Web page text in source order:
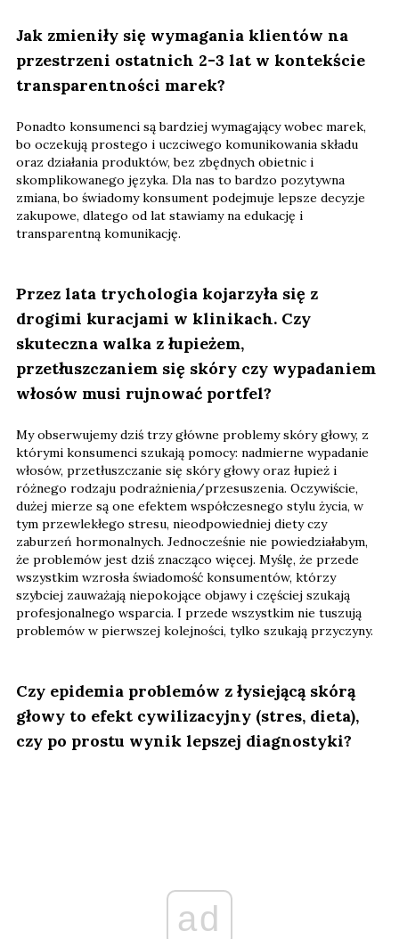
Jak zmieniły się wymagania klientów na
przestrzeni ostatnich 2-3 lat w kontekście
transparentności marek?
Ponadto konsumenci są bardziej wymagający wobec marek,
bo oczekują prostego i uczciwego komunikowania składu
oraz działania produktów, bez zbędnych obietnic i
skomplikowanego języka. Dla nas to bardzo pozytywna
zmiana, bo świadomy konsument podejmuje lepsze decyzje
zakupowe, dlatego od lat stawiamy na edukację i
transparentną komunikację.
Przez lata trychologia kojarzyła się z
drogimi kuracjami w klinikach. Czy
skuteczna walka z łupieżem,
przetłuszczaniem się skóry czy wypadaniem
włosów musi rujnować portfel?
My obserwujemy dziś trzy główne problemy skóry głowy, z
którymi konsumenci szukają pomocy: nadmierne wypadanie
włosów, przetłuszczanie się skóry głowy oraz łupież i
różnego rodzaju podrażnienia/przesuszenia. Oczywiście,
dużej mierze są one efektem współczesnego stylu życia, w
tym przewlekłego stresu, nieodpowiedniej diety czy
zaburzeń hormonalnych. Jednocześnie nie powiedziałabym,
że problemów jest dziś znacząco więcej. Myślę, że przede
wszystkim wzrosła świadomość konsumentów, którzy
szybciej zauważają niepokojące objawy i częściej szukają
profesjonalnego wsparcia. I przede wszystkim nie tuszują
problemów w pierwszej kolejności, tylko szukają przyczyny.
Czy epidemia problemów z łysiejącą skórą
głowy to efekt cywilizacyjny (stres, dieta),
czy po prostu wynik lepszej diagnostyki?
ad